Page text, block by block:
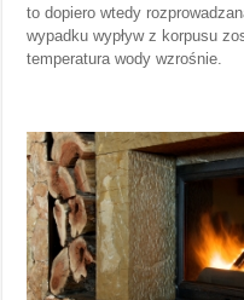
to dopiero wtedy
wypadku wypływ z korpusu
temperatura wody wzrośnie.